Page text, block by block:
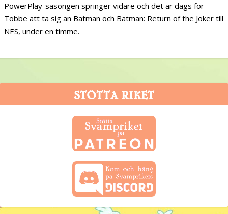
PowerPlay-säsongen springer vidare och det är dags för
Tobbe att ta sig an Batman och Batman: Return of the Joker till
NES, under en timme.
STÖTTA RIKET